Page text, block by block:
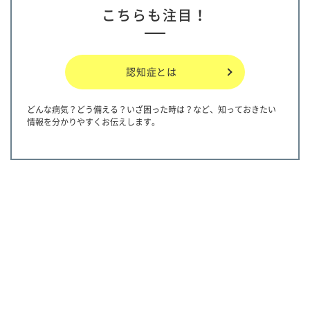
こちらも注目！
認知症とは
どんな病気？どう備える？いざ困った時は？など、知っておきたい
情報を分かりやすくお伝えします。